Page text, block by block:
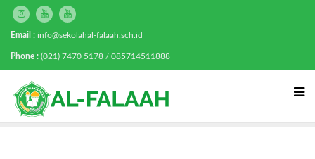
Email : info@sekolahal-falaah.sch.id
Phone : (021) 7470 5178 / 085714511888